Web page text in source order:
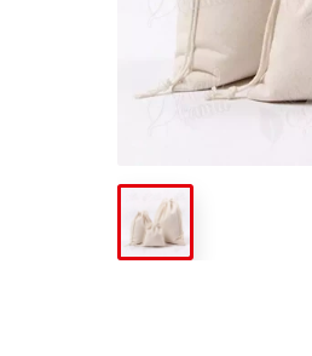
Altın Kesesi Ham Bez